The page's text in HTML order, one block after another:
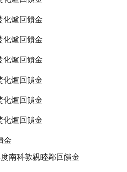
化爐回饋金
化爐回饋金
化爐回饋金
化爐回饋金
化爐回饋金
化爐回饋金
金
南科敦親睦鄰回饋金